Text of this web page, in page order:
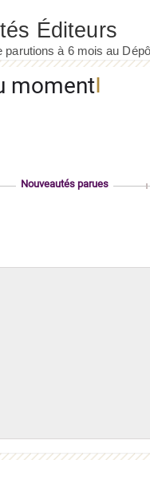
moment
Nouveautés parues